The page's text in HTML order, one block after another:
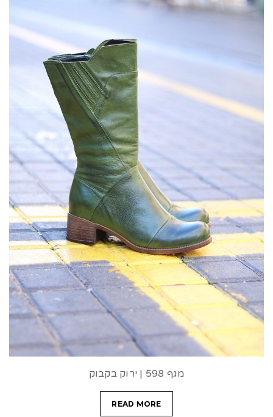
מגף 598 | ירוק בקבוק
READ MORE